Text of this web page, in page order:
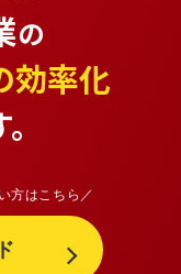
の
効率化
方はこちら／